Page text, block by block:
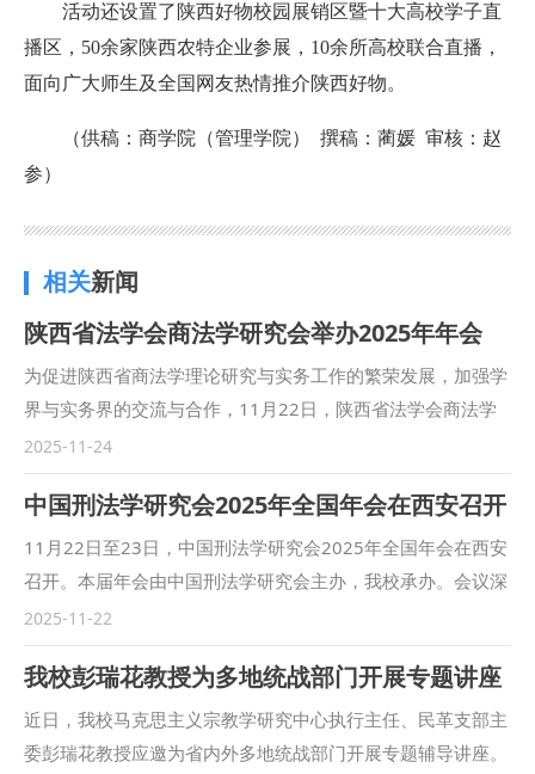
活动还设置了陕西好物校园展销区暨十大高校学子直
播区，50余家陕西农特企业参展，10余所高校联合直播，
面向广大师生及全国网友热情推介陕西好物。
（供稿：商学院（管理学院） 撰稿： 蔺媛 审核：赵
参）
相关新闻
陕西省法学会商法学研究会举办2025年年会
为促进陕西省商法学理论研究与实务工作的繁荣发展，加强学
界与实务界的交流与合作，11月22日，陕西省法学会商法学
研究会年会在海普睿诚律师事务所召开。本次会议由陕西省法
学会商法学研究会主办，我校民商法学院、陕西海普睿诚律师
事务所承办。来自我省专家学者以及司法系统、律师行业等实
务界人士共计80余人参会。 陕西省法学会商法学研究会会长
郭升选教授主持开幕式。我校党委副书记张军政，海普睿诚律
师事务所副主任林显春分别致辞。 张军政在致辞中表示本次
年会是在新《中华人民共和国公司法》司法解释征求意见稿以
及企业破产法修订草案的背景下召开，希望各位同仁能围绕会
议主题充分交流学术思想，促进学界与实务界的交流。 主旨
发言与研讨环节由我校民商法学院副院长凤建军副教授主持。
2025-11-24
中国刑法学研究会2025年全国年会在西安召开
11月22日至23日，中国刑法学研究会2025年全国年会在西安
召开。本届年会由中国刑法学研究会主办，我校承办。会议深
入学习贯彻习近平法治思想，学习贯彻党的二十届四中全会精
神和中央全面依法治国工作会议精神，以“高质量发展、高水
平安全的刑法保障”为主题，围绕我国刑法学发展中的重大理
论和实践问题展开深入研讨。来自国内刑事法学界的专家学者
及实务界代表等近五百人出席本届年会。 开幕式上，“人民教
2025-11-22
我校彭瑞花教授为多地统战部门开展专题讲座
近日，我校马克思主义宗教学研究中心执行主任、民革支部主
委彭瑞花教授应邀为省内外多地统战部门开展专题辅导讲座。